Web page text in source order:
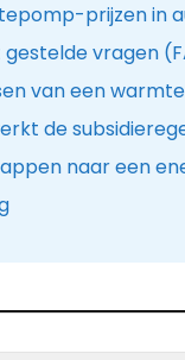
prijzen in
gestelde vragen
van een
de
naar een